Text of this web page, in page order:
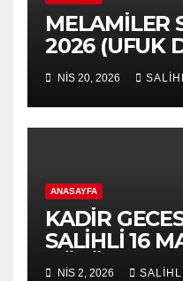
MELAMİLER
2026 (UFUK
NIS 20, 2026
ANASAYFA
KADİR
SALİHLİ 16
BÖLÜM 2
NIS 2, 2026